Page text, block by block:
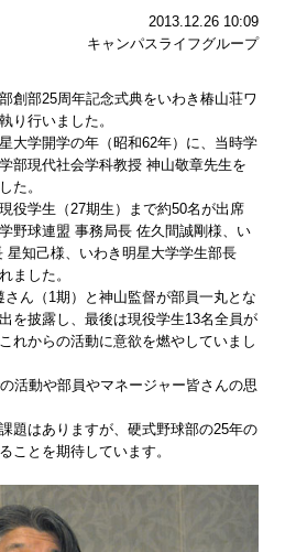
2013.12.26 10:09
キャンパスライフグループ
創部25周年記念式典をいわき椿山荘ワ
り行いました。
大学開学の年（昭和62年）に、当時学
部現代社会学科教授 神山敬章先生を
た。
役学生（27期生）まで約50名が出席
野球連盟 事務局長 佐久間誠剛様、い
星知己様、いわき明星大学学生部長
ました。
ん（1期）と神山監督が部員一丸とな
を披露し、最後は現役学生13名全員が
れからの活動に意欲を燃やしていまし
活動や部員やマネージャー皆さんの思
題はありますが、硬式野球部の25年の
ことを期待しています。